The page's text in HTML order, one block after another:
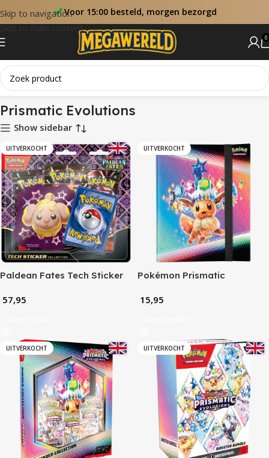
Skip to navigation
Skip to main content
Voor 15:00 besteld, morgen bezorgd
0
Home Sets Prismatic Evolutions
Prismatic Evolutions
Show sidebar
UITVERKOCHT
Paldean Fates Tech Sticker
57,95
UITVERKOCHT
Pokémon Prismatic
Binder (9-Pocket)
15,95
UITVERKOCHT UITVERKOCHT